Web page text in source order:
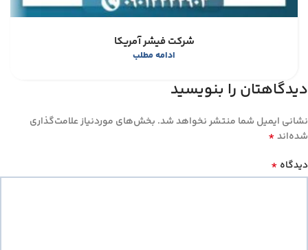
شرکت فیشر آمریکا
ادامه مطلب
دیدگاهتان را بنویسید
نشانی ایمیل شما منتشر نخواهد شد. بخش‌های موردنیاز علامت‌گذاری
شده‌اند*
دیدگاه *